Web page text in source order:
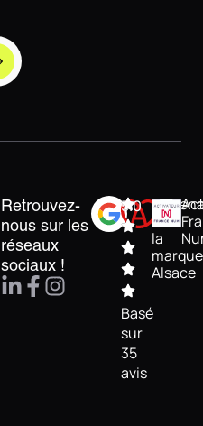
Retrouvez-
nous sur les
réseaux
sociaux !
5.0
Basé
sur
35
avis
de
la
marque
Alsace